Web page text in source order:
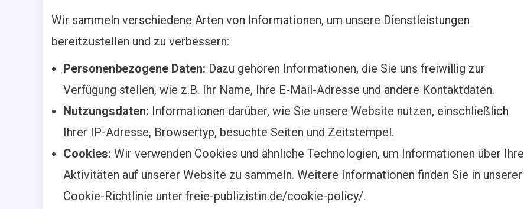
Wir sammeln verschiedene Arten von Informationen, um unsere Dienstleistungen
bereitzustellen und zu verbessern:
Personenbezogene Daten: Dazu gehören Informationen, die Sie uns freiwillig zur
Verfügung stellen, wie z.B. Ihr Name, Ihre E-Mail-Adresse und andere Kontaktdaten.
Nutzungsdaten: Informationen darüber, wie Sie unsere Website nutzen, einschließlich
Ihrer IP-Adresse, Browsertyp, besuchte Seiten und Zeitstempel.
Cookies: Wir verwenden Cookies und ähnliche Technologien, um Informationen über Ihre
Aktivitäten auf unserer Website zu sammeln. Weitere Informationen finden Sie in unserer
Cookie-Richtlinie unter freie-publizistin.de/cookie-policy/.